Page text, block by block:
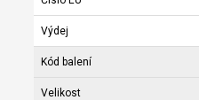
Výdej
Kód balení
Velikost